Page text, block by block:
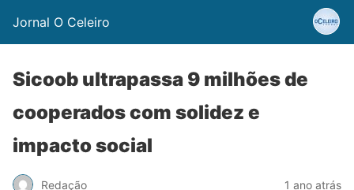
Jornal O Celeiro
Sicoob ultrapassa 9 milhões de
cooperados com solidez e
impacto social
Redação 1 ano atrás